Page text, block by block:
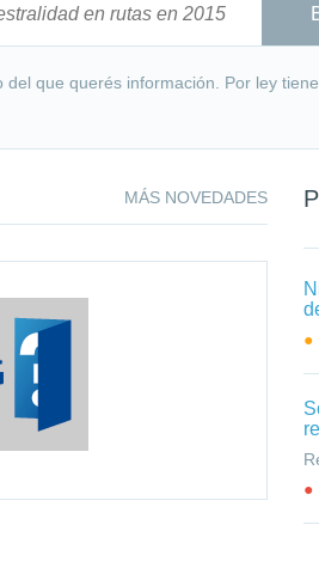
que querés información. Por ley
MÁS NOVEDADES